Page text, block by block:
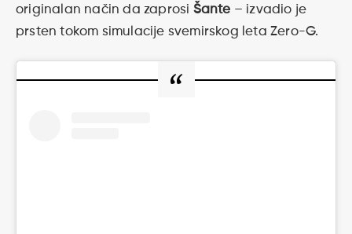
originalan način da zaprosi Šante – izvadio je
prsten tokom simulacije svemirskog leta Zero-G.